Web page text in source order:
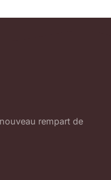
rempart de